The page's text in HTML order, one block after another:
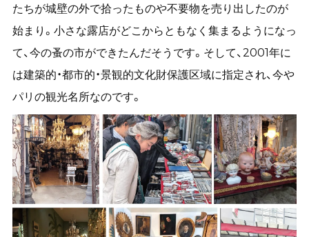
たちが城壁の外で拾ったものや不要物を売り出したのが
始まり。小さな露店がどこからともなく集まるようになっ
て、今の蚤の市ができたんだそうです。そして、2001年に
は建築的・都市的・景観的文化財保護区域に指定され、今や
パリの観光名所なのです。